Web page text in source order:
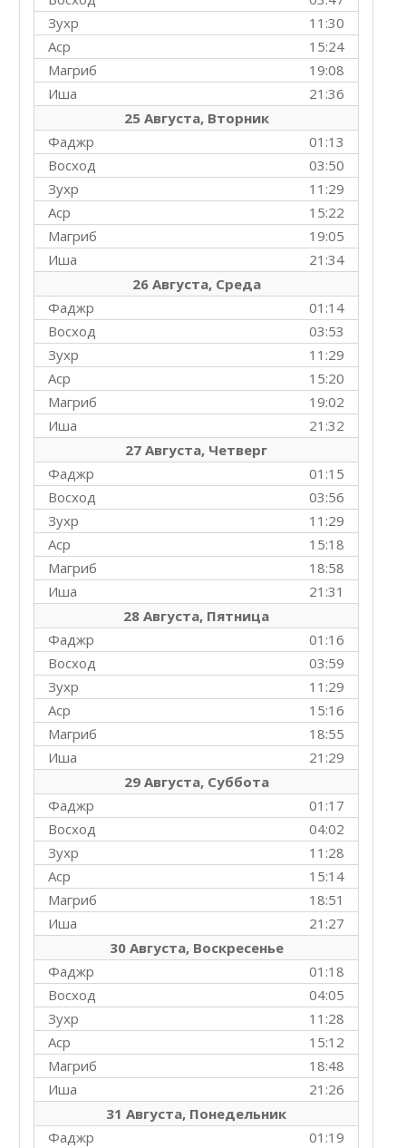
11:30
Зухр
15:24
Аср
19:08
Магриб
21:36
Иша
25 Августа, Вторник
01:13
Фаджр
03:50
Восход
11:29
Зухр
15:22
Аср
19:05
Магриб
21:34
Иша
26 Августа, Среда
01:14
Фаджр
03:53
Восход
11:29
Зухр
15:20
Аср
19:02
Магриб
21:32
Иша
27 Августа, Четверг
01:15
Фаджр
03:56
Восход
11:29
Зухр
15:18
Аср
18:58
Магриб
21:31
Иша
28 Августа, Пятница
01:16
Фаджр
03:59
Восход
11:29
Зухр
15:16
Аср
18:55
Магриб
21:29
Иша
29 Августа, Суббота
01:17
Фаджр
04:02
Восход
11:28
Зухр
15:14
Аср
18:51
Магриб
21:27
Иша
30 Августа, Воскресенье
01:18
Фаджр
04:05
Восход
11:28
Зухр
15:12
Аср
18:48
Магриб
21:26
Иша
31 Августа, Понедельник
01:19
Фаджр